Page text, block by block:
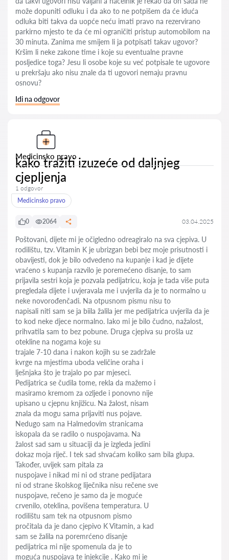
može dopuniti odluku i da ako to ne potpišem da će iduća
odluka biti takva da uopće neću imati pravo na rezervirano
parkirno mjesto te da će mi ograničiti pristup automobilom na
30 minuta. Zanima me smijem li ja potpisati takav ugovor?
Kršim li neke zakone time i koje su eventualne pravne
posljedice toga? Jesu li osobe koje su već potpisale te ugovore
u prekršaju ako nisu znale da ti ugovori nemaju pravnu
osnovu?
Idi na odgovor
Medicinsko pravo
kako tražiti izuzeće od daljnjeg
cjepljenja
1 odgovor
Medicinsko pravo
0 2064 03.04.2025
Poštovani, dijete mi je očigledno odreagiralo na sva cjepiva. U
rodilištu, tzv. Vitamin K je ubrizgan bebi bez moje prisutnosti i
obavijesti, dok je bilo odvedeno na kupanje i kad je dijete
vraćeno s kupanja razvilo je poremećeno disanje, to sam
prijavila sestri koja je pozvala pedijatricu, koja je tada više puta
pregledala dijete i uvjeravala me i uvjerila da je to normalno u
neke novorođenčadi. Na otpusnom pismu nisu to
napisali niti sam se ja biila žalila jer me pedijatrica uvjerila da je
to kod neke djece normalno. Iako mi je bilo čudno, nažalost,
prihvatila sam to bez pobune. Druga cjepiva su prošla uz
otekline na nogama koje su
trajale 7-10 dana i nakon kojih su se zadržale
kvrge na mjestima uboda veličine oraha i
lješnjaka što je trajalo po par mjeseci.
Pedijatrica se čudila tome, rekla da mažemo i
masiramo kremom za ozljede i ponovno nije
upisano u cjepnu knjižicu. Na žalost, nisam
znala da mogu sama prijaviti nus pojave.
Nedugo sam na Halmedovim stranicama
iskopala da se radilo o nuspojavama. Na
žalost sad sam u situaciji da je izgleda jedini
dokaz moja riječ. I tek sad shvaćam koliko sam bila glupa.
Također, uvijek sam pitala za
nuspojave i nikad mi ni od strane pedijatara
ni od strane školskog liječnika nisu rečene sve
nuspojave, rečeno je samo da je moguće
crvenilo, oteklina, povišena temperatura. U
rodilištu sam tek na otpusnom pismo
pročitala da je dano cjepivo K Vitamin, a kad
sam se žalila na poremrćeno disanje
pedijatrica mi nije spomenula da je to
moguća nuspojava te injekcije . Kako mi je